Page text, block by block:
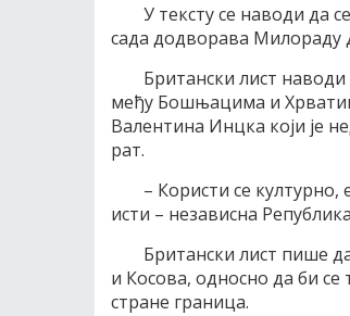
У тексту се наводи да
сада додворава Милораду
Британски лист наводи
међу Бошњацима и
Валентина Инцка који је
рат.
– Користи се културно,
исти – независна
Британски лист пише
и Косова, односно да би се
стране граница.